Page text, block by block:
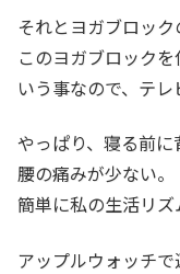
それとヨガブロック
このヨガブロック
いう事なので、テレ
やっぱり、寝る前
腰の痛みが少ない。
簡単に私の生活リ
アップルウォッチ